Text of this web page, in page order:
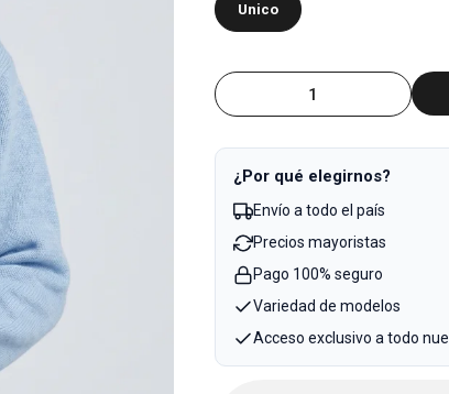
Unico
¿Por qué elegirnos?
Envío a todo el país
Precios mayoristas
Pago 100% seguro
Variedad de modelos
Acceso exclusivo a todo